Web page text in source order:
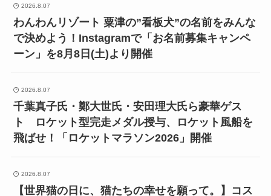
2026.8.07
わんわんリゾート 粟津の”看板犬”の名前をみんな
で決めよう！Instagramで「お名前募集キャンペ
ーン」を8月8日(土)より開催
2026.8.07
千葉真子氏・鄭大世氏・安田理大氏ら豪華ゲス
ト ロケット型完走メダル授与、ロケット風船を
飛ばせ！「ロケットマラソン2026」開催
2026.8.07
【世界猫の日に、猫たちの幸せを願って。】コス